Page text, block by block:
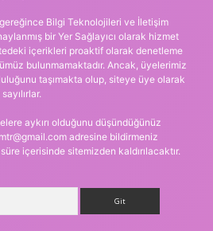
Bilgi Teknolojileri ve İletişim
bir Yer Sağlayıcı olarak hizmet
içerikleri proaktif olarak denetleme
bulunmamaktadır. Ancak, üyelerimiz
taşımakta olup, siteye üye olarak
aykırı olduğunu düşündüğünüz
adresine bildirmeniz
içerisinde sitemizden kaldırılacaktır.